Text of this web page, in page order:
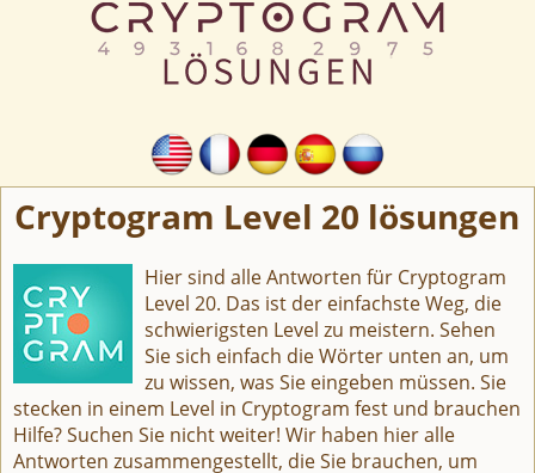
Cryptogram Level 20 lösungen
Hier sind alle Antworten für Cryptogram
Level 20. Das ist der einfachste Weg, die
schwierigsten Level zu meistern. Sehen
Sie sich einfach die Wörter unten an, um
zu wissen, was Sie eingeben müssen. Sie
stecken in einem Level in Cryptogram fest und brauchen
Hilfe? Suchen Sie nicht weiter! Wir haben hier alle
Antworten zusammengestellt, die Sie brauchen, um